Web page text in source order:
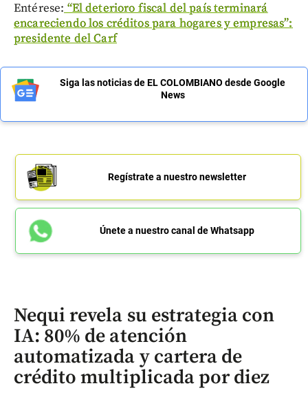
Entérese: “El deterioro fiscal del país terminará
encareciendo los créditos para hogares y empresas”:
presidente del Carf
Siga las noticias de EL COLOMBIANO desde Google
News
Regístrate a nuestro newsletter
Únete a nuestro canal de Whatsapp
Nequi revela su estrategia con
IA: 80% de atención
automatizada y cartera de
crédito multiplicada por diez